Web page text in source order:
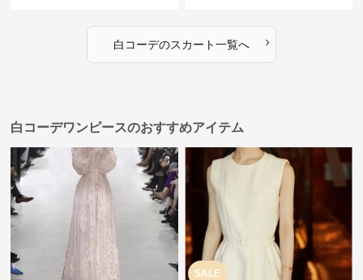
白コーデのスカート一覧へ ›
白コーデワンピースのおすすめアイテム
SALE